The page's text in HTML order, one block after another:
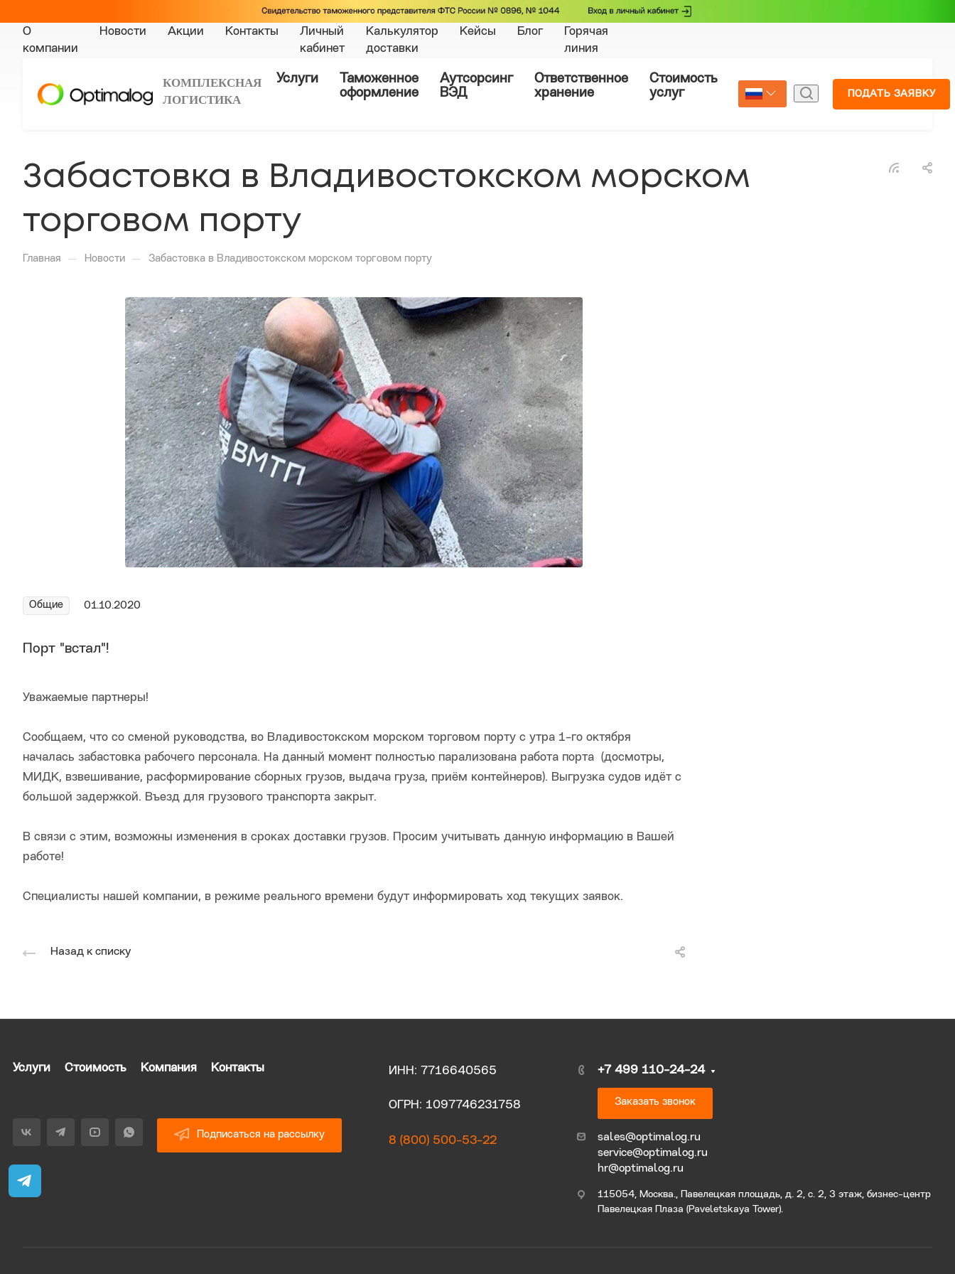
О
компании
Новости Акции Контакты
Личный
кабинет
Калькулятор
доставки
Кейсы Блог
Горячая
линия
КОМПЛЕКСНАЯ
ЛОГИСТИКА
Услуги
Таможенное
оформление
Аутсорсинг
ВЭД
Ответственное
хранение
Стоимость
услуг
Страхование
Select Language
ПОДАТЬ ЗАЯВКУ
Забастовка в Владивостокском морском
торговом порту
Главная — Новости — Забастовка в Владивостокском морском торговом порту
Общие 01.10.2020
Порт "встал"!
Уважаемые партнеры!
Сообщаем, что со сменой руководства, во Владивостокском морском торговом порту с утра 1-го октября
началась забастовка рабочего персонала. На данный момент полностью парализована работа порта (досмотры,
МИДК, взвешивание, расформирование сборных грузов, выдача груза, приём контейнеров). Выгрузка судов идёт с
большой задержкой. Въезд для грузового транспорта закрыт.
В связи с этим, возможны изменения в сроках доставки грузов. Просим учитывать данную информацию в Вашей
работе!
Специалисты нашей компании, в режиме реального времени будут информировать ход текущих заявок.
Назад к списку
Услуги Стоимость Компания Контакты
Подписаться на рассылку
ИНН: 7716640565
ОГРН: 1097746231758
8 (800) 500-53-22
+7 499 110-24-24
Заказать звонок
sales@optimalog.ru
service@optimalog.ru
hr@optimalog.ru
115054, Москва., Павелецкая площадь, д. 2, с. 2, 3 этаж, бизнес-центр
Павелецкая Плаза (Paveletskaya Tower).